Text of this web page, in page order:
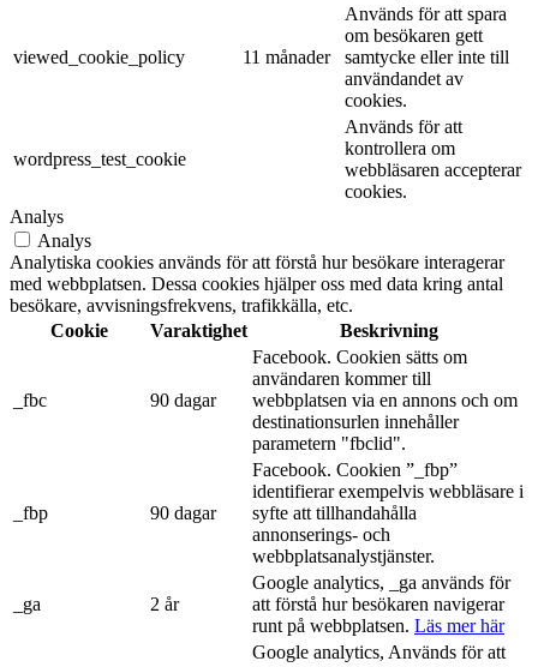
viewed_cookie_policy 11 månader
Används för att spara
om besökaren gett
samtycke eller inte till
användandet av
cookies.
wordpress_test_cookie
Används för att
kontrollera om
webbläsaren accepterar
cookies.
Analys
Analys
Analytiska cookies används för att förstå hur besökare interagerar
med webbplatsen. Dessa cookies hjälper oss med data kring antal
besökare, avvisningsfrekvens, trafikkälla, etc.
Cookie
Varaktighet Beskrivning
_fbc 90 dagar
Facebook. Cookien sätts om
användaren kommer till
webbplatsen via en annons och om
destinationsurlen innehåller
parametern "fbclid".
_fbp 90 dagar
Facebook. Cookien ”_fbp”
identifierar exempelvis webbläsare i
syfte att tillhandahålla
annonserings- och
webbplatsanalystjänster.
_ga 2 år
Google analytics, _ga används för
att förstå hur besökaren navigerar
runt på webbplatsen. Läs mer här
Google analytics, Används för att